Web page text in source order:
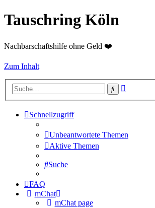
Tauschring Köln
Nachbarschaftshilfe ohne Geld ❤️
Zum Inhalt
Suche
Schnellzugriff
Unbeantwortete Themen
Aktive Themen
Suche
FAQ
mChat
mChat page